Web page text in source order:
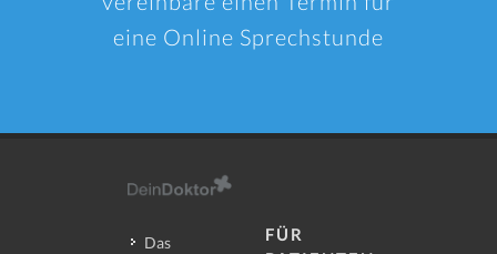
eine Online Sprechstunde
Das
FÜR